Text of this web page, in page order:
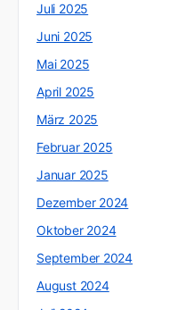
Juli 2025
Juni 2025
Mai 2025
April 2025
März 2025
Februar 2025
Januar 2025
Dezember 2024
Oktober 2024
September 2024
August 2024